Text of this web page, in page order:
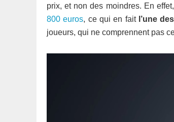
prix, et non des moindres. En
800 euros, ce qui en fait l’une
joueurs, qui ne comprennent pas